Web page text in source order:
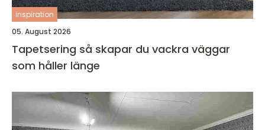
inspiration
05. August 2026
Tapetsering så skapar du vackra väggar
som håller länge